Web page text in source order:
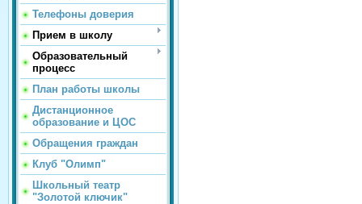
Телефоны доверия
Прием в школу
Образовательный
процесс
План работы школы
Дистанционное
образование и ЦОС
Обращения граждан
Клуб "Олимп"
Школьный театр
"Золотой ключик"